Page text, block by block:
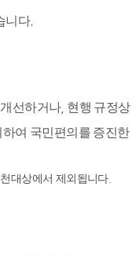
니다.
선하거나, 현행 규정상
여 국민편의를 증진한
대상에서 제외됩니다.